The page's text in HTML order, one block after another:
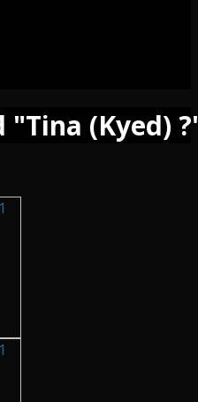
"Tina (Kyed)